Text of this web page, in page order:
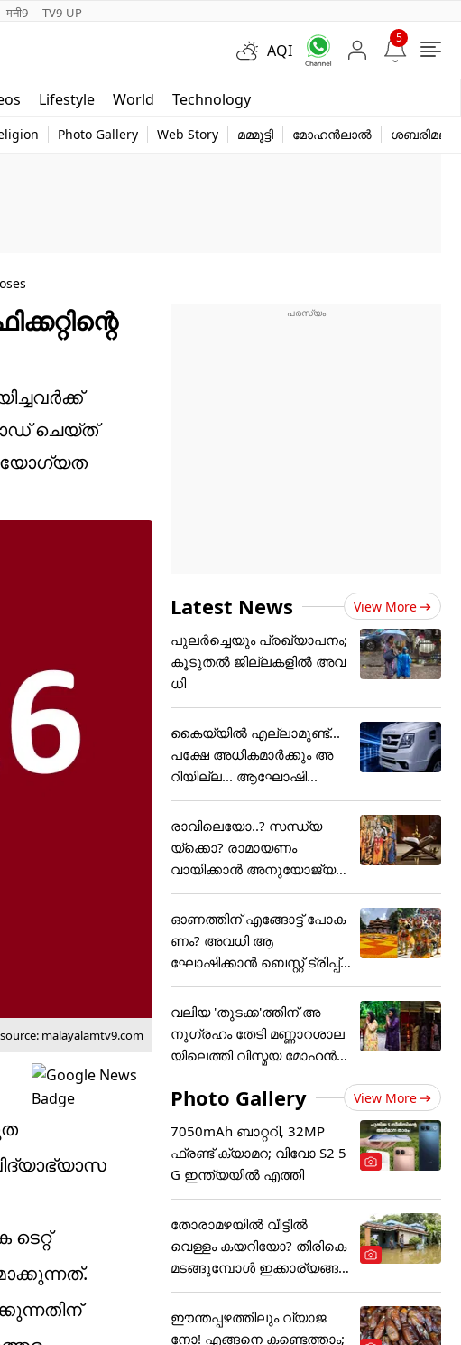
मनी9 TV9-UP
AQI
5
Lifestyle World Technology
StoryPhoto Gallery Web Story മമ്മൂട്ടി മോഹൻലാൽ ശബരിമല
ചെയ്ത്
യോഗ്യത
malayalamtv9.com
Latest News View More
പുലര്‍ച്ചെയും പ്രഖ്യാപനം;
കൂടുതല്‍ ജില്ലകളില്‍ അവ
ധി
കൈയ്യിൽ എല്ലാമുണ്ട്...
പക്ഷേ അധികമാർക്കും അ
റിയില്ല... ആഘോഷി...
രാവിലെയോ..? സന്ധ്യ
യ്ക്കൊ? രാമായണം
വായിക്കാൻ അനുയോജ്യ
മായ സമയം....
ഓണത്തിന് എങ്ങോട്ട് പോക
ണം? അവധി ആ
ഘോഷിക്കാൻ ബെസ്റ്റ് ട്രിപ്പ്
പ്ലാൻ
വലിയ 'തുടക്ക'ത്തിന് അ
നുഗ്രഹം തേടി മണ്ണാറശാല
യിലെത്തി വിസ്മയ മോഹൻ
Photo Gallery View More
7050mAh ബാറ്ററി, 32MP
ഫ്രണ്ട് ക്യാമറ; വിവോ S2 5
G ഇന്ത്യയിൽ എത്തി
തോരാമഴയിൽ വീട്ടിൽ
വെള്ളം കയറിയോ? തിരികെ
മടങ്ങുമ്പോൾ ഇക്കാര്യങ്ങ
ൾ
ഈന്തപ്പഴത്തിലും വ്യാജ
നോ! എങ്ങനെ കണ്ടെത്താം;